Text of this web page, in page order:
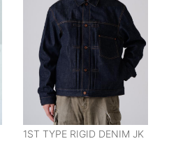
1ST TYPE RIGID DENIM JK